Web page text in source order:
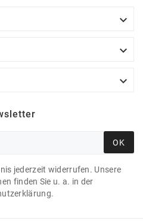



OK
jederzeit widerrufen. Unsere
finden Sie u. a. in der